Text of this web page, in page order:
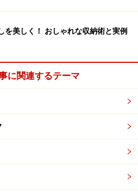
ル2台のファミリー向けア
庭では、親子が同じ部屋で眠ると
ありません。畳の部屋で和布団を
団を2組並べて使うのですが、ベ
うでしょうか。
て動線がスムーズ。子どもの好きな
ズといった大きいベッドを置く方
を美しく！ おしゃれな収納術と実例
に関連するテーマ